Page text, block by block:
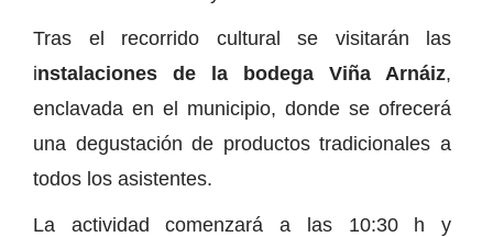
Tras el recorrido cultural se visitarán las
instalaciones de la bodega Viña Arnáiz,
enclavada en el municipio, donde se ofrecerá
una degustación de productos tradicionales a
todos los asistentes.
La actividad comenzará a las 10:30 h y